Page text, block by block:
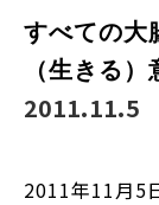
すべての大
（生きる）
2011.11.5
2011年11月5